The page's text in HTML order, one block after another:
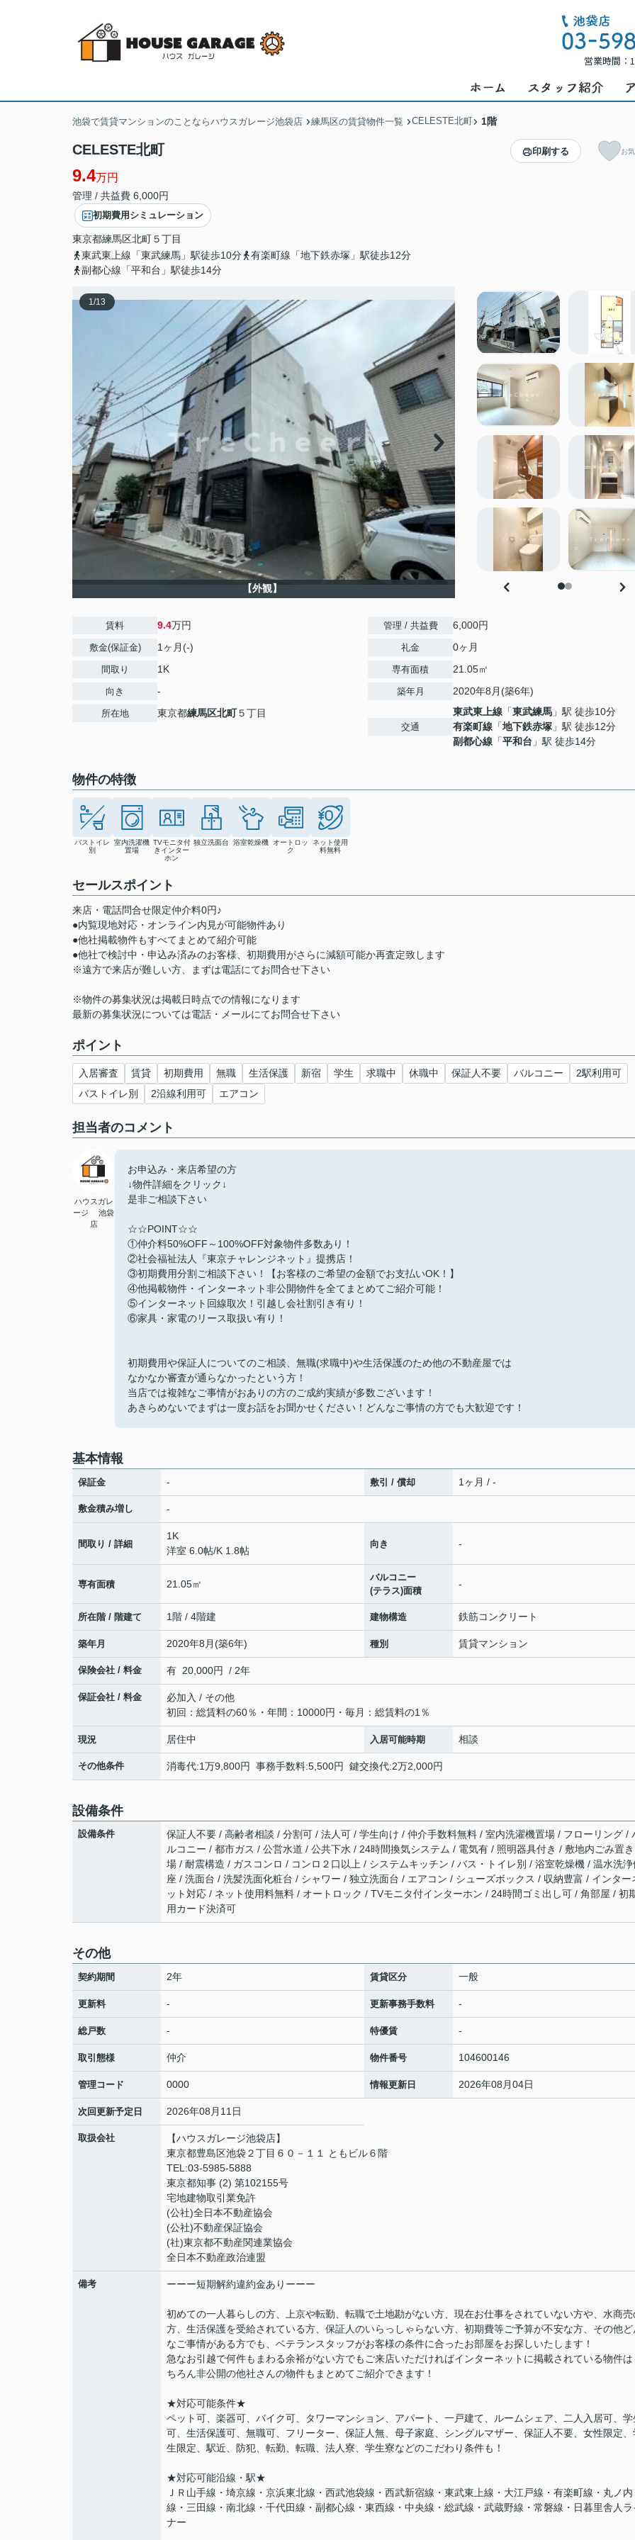
営業時間
池袋で賃貸マンションのことならハウスガレージ池袋店 練馬区の賃貸物件一覧 CELESTE北町 1階
CELESTE北町
9.4万円
管理 / 共益費 6,000円
初期費用シミュレーション
東京都練馬区北町５丁目
東武東上線「東武練馬」駅徒歩10分
有楽町線「地下鉄赤塚」駅徒歩12分
副都心線「平和台」駅徒歩14分
印刷する お
1/13
【外観】
賃料 9.4万円
敷金(保証金) 1ヶ月(-)
間取り 1K
向き -
所在地 東京都練馬区北町５丁目
管理 / 共益費 6,000円
礼金 0ヶ月
専有面積 21.05㎡
築年月 2020年8月(築6年)
交通
東武東上線 「東武練馬 」駅 徒歩10分
有楽町線 「地下鉄赤塚 」駅 徒歩12分
副都心線 「平和台 」駅 徒歩14分
物件の特徴
バストイレ
別
室内洗濯機
置場
TVモニタ付
きインター
ホン
独立洗面台 浴室乾燥機
オートロッ
ク
ネット使用
料無料
セールスポイント
来店・電話問合せ限定仲介料0円♪
●内覧現地対応・オンライン内見が可能物件あり
●他社掲載物件もすべてまとめて紹介可能
●他社で検討中・申込み済みのお客様、初期費用がさらに減額可能か再査定致します
※遠方で来店が難しい方、まずは電話にてお問合せ下さい
※物件の募集状況は掲載日時点での情報になります
最新の募集状況については電話・メールにてお問合せ下さい
ポイント
入居審査 賃貸 初期費用 無職 生活保護 新宿 学生 求職中 休職中 保証人不要 バルコニー
2駅利用可
バストイレ別
2沿線利用可 エアコン
担当者のコメント
ハウスガレ
ージ 池袋
店
お申込み・来店希望の方
↓物件詳細をクリック↓
是非ご相談下さい
☆☆POINT☆☆
①仲介料50%OFF～100%OFF対象物件多数あり！
②社会福祉法人『東京チャレンジネット』提携店！
③初期費用分割ご相談下さい！【お客様のご希望の金額でお支払いOK！】
④他掲載物件・インターネット非公開物件を全てまとめてご紹介可能！
⑤インターネット回線取次！引越し会社割引き有り！
⑥家具・家電のリース取扱い有り！
初期費用や保証人についてのご相談、無職(求職中)や生活保護のため他の不動産屋では
なかなか審査が通らなかったという方！
当店では複雑なご事情がおありの方のご成約実績が多数ございます！
あきらめないでまずは一度お話をお聞かせください！どんなご事情の方でも大歓迎です！
基本情報
保証金 - 敷引 / 償却 1ヶ月 / -
敷金積み増し -
間取り / 詳細
1K
洋室 6.0帖/K 1.8帖
向き -
専有面積 21.05㎡
バルコニー
(テラス)面積
-
所在階 / 階建て 1階 / 4階建 建物構造 鉄筋コンクリート
築年月 2020年8月(築6年) 種別 賃貸マンション
保険会社 / 料金 有 20,000円 / 2年
保証会社 / 料金
必加入 / その他
初回：総賃料の60％・年間：10000円・毎月：総賃料の1％
現況 居住中 入居可能時期 相談
その他条件 消毒代:1万9,800円 事務手数料:5,500円 鍵交換代:2万2,000円
設備条件
設備条件
保証人不要 / 高齢者相談 / 分割可 / 法人可 / 学生向け / 仲介手数料無料 / 室内洗濯機置場 / フローリング /
ルコニー / 都市ガス / 公営水道 / 公共下水 / 24時間換気システム / 電気有 / 照明器具付き / 敷地内ごみ置き
場 / 耐震構造 / ガスコンロ / コンロ２口以上 / システムキッチン / バス・トイレ別 / 浴室乾燥機 / 温水洗浄
座 / 洗面台 / 洗髪洗面化粧台 / シャワー / 独立洗面台 / エアコン / シューズボックス / 収納豊富 / インター
ット対応 / ネット使用料無料 / オートロック / TVモニタ付インターホン / 24時間ゴミ出し可 / 角部屋 / 初
用カード決済可
その他
契約期間 2年 賃貸区分 一般
更新料 - 更新事務手数料 -
総戸数 - 特優賃 -
取引態様 仲介 物件番号 104600146
管理コード 0000 情報更新日 2026年08月04日
次回更新予定日 2026年08月11日
取扱会社
【ハウスガレージ池袋店】
東京都豊島区池袋２丁目６０－１１ ともビル６階
TEL:03-5985-5888
東京都知事 (2) 第102155号
宅地建物取引業免許
(公社)全日本不動産協会
(公社)不動産保証協会
(社)東京都不動産関連業協会
全日本不動産政治連盟
備考 ーーー短期解約違約金ありーーー
初めての一人暮らしの方、上京や転勤、転職で土地勘がない方、現在お仕事をされていない方や、水商売
方、生活保護を受給されている方、保証人のいらっしゃらない方、初期費等ご予算が不安な方、その他ど
なご事情がある方でも、ベテランスタッフがお客様の条件に合ったお部屋をお探しいたします！
急なお引越で何件もまわる余裕がない方でもご来店いただければインターネットに掲載されている物件は
ちろん非公開の他社さんの物件もまとめてご紹介できます！
★対応可能条件★
ペット可、楽器可、バイク可、タワーマンション、アパート、一戸建て、ルームシェア、二人入居可、学
可、生活保護可、無職可、フリーター、保証人無、母子家庭、シングルマザー、保証人不要、女性限定、
生限定、駅近、防犯、転勤、転職、法人寮、学生寮などのこだわり条件も！
★対応可能沿線・駅★
ＪＲ山手線・埼京線・京浜東北線・西武池袋線・西武新宿線・東武東上線・大江戸線・有楽町線・丸ノ内
線・三田線・南北線・千代田線・副都心線・東西線・中央線・総武線・武蔵野線・常磐線・日暮里舎人ラ
ナー